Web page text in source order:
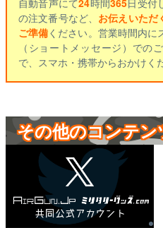
の注文番号など、 お伝えいただ
ご準備ください。営業時間内
（ショートメッセージ）での
で、スマホ・携帯からおかけく
その他のコンテン